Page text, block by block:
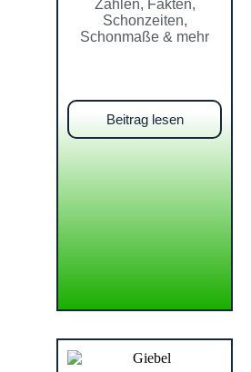
Zahlen, Fakten,
Schonzeiten,
Schonmaße & mehr
Beitrag lesen